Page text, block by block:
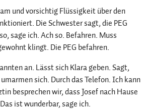
und vorsichtig Flüssigkeit über den
Die Schwester sagt, die PEG
sage ich. Ach so. Befahren. Muss
klingt. Die PEG befahren.
an. Lässt sich Klara geben. Sagt,
sich. Durch das Telefon. Ich kann
besprechen wir, dass Josef nach Hause
ist wunderbar, sage ich.